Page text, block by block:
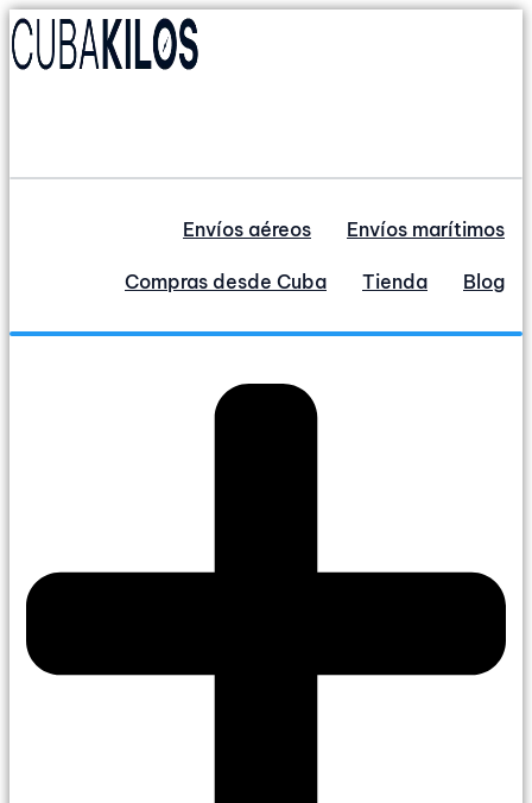
Ir
al
Envíos aéreos Envíos marítimos
Compras desde Cuba Tienda Blog